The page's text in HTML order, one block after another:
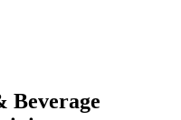
Beverage